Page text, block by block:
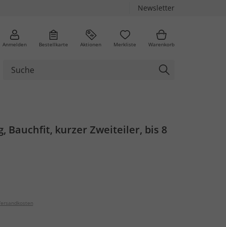
Newsletter
Anmelden Bestellkarte Aktionen Merkliste Warenkorb
Bauchfit, kurzer Zweiteiler, bis 8